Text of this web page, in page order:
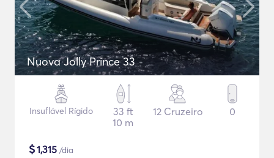
Nuova Jolly Prince 33
Insuflável Rígido
33 ft
10 m
12 Cruzeiro 0
$1,315 /dia